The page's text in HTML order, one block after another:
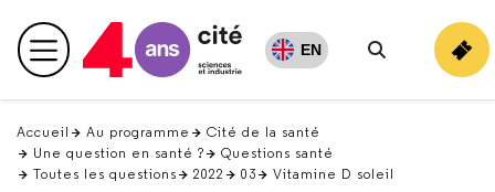
en
haut Menu principal EN
Rechercher
Accueil Au programme
Cité de la santé
Une question en santé ?
Questions santé
Toutes les questions
2022 03 Vitamine D soleil